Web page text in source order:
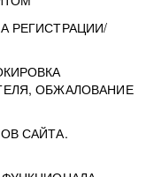
РЕГИСТРАЦИИ/
ОБЖАЛОВАНИЕ
САЙТА.